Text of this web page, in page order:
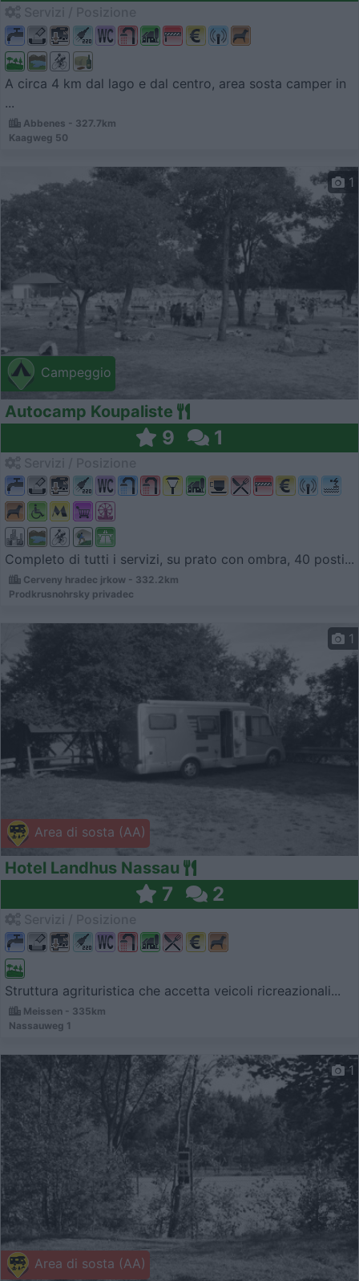
A circa 4 km dal lago e dal centro, area sosta camper in
...
Abbenes - 327.7km
Kaagweg 50
Campeggio
1
Autocamp Koupaliste
9 1
Completo di tutti i servizi, su prato con ombra, 40 posti...
Cerveny hradec jrkow - 332.2km
Prodkrusnohrsky privadec
Area di sosta (AA)
1
Hotel Landhus Nassau
7 2
Struttura agrituristica che accetta veicoli ricreazionali...
Meissen - 335km
Nassauweg 1
Area di sosta (AA)
1